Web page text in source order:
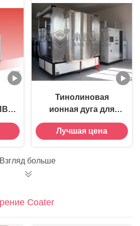
Тинолиновая
ионная дуга для
металлического
фитнес-
Лучшая цена
Взгляд больше
Coater